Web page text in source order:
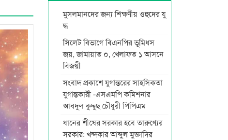
মুসলমানদের জন্য শিক্ষণীয় ওহুদের যু
দ্ধ
সিলেট বিভাগে বিএনপির ভূমিধস
জয়, জামায়াত ০, খেলাফত ১ আসনে
বিজয়ী
সংবাদ প্রকাশে যুগান্তরের সাহসিকতা
যুগান্তকারী -এসএমপি কমিশনার
আবদুল কুদ্দুছ চৌধুরী পিপিএম
ধানের শীষের সরকার হবে তারুণ্যের
সরকার: খন্দকার আব্দুল মুক্তাদির